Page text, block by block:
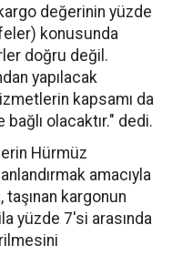
değerinin yüzde
konusunda
doğru değil.
yapılacak
kapsamı da
olacaktır." dedi.
Hürmüz
amacıyla
taşınan kargonun
yüzde 7'si arasında